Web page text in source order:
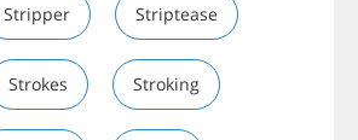
Stripper Striptease
Strokes Stroking